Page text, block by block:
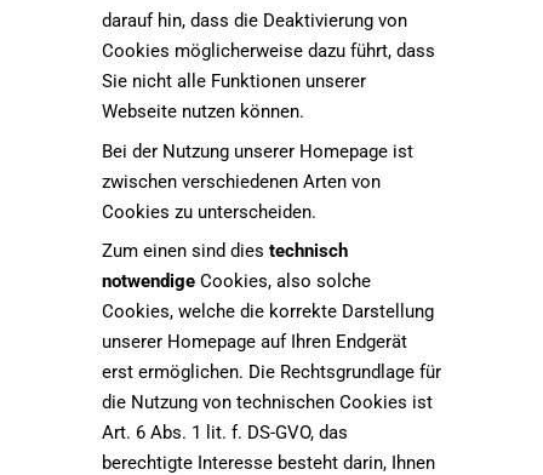
darauf hin, dass die Deaktivierung von
Cookies möglicherweise dazu führt, dass
Sie nicht alle Funktionen unserer
Webseite nutzen können.
Bei der Nutzung unserer Homepage ist
zwischen verschiedenen Arten von
Cookies zu unterscheiden.
Zum einen sind dies technisch
notwendige Cookies, also solche
Cookies, welche die korrekte Darstellung
unserer Homepage auf Ihren Endgerät
erst ermöglichen. Die Rechtsgrundlage für
die Nutzung von technischen Cookies ist
Art. 6 Abs. 1 lit. f. DS-GVO, das
berechtigte Interesse besteht darin, Ihnen